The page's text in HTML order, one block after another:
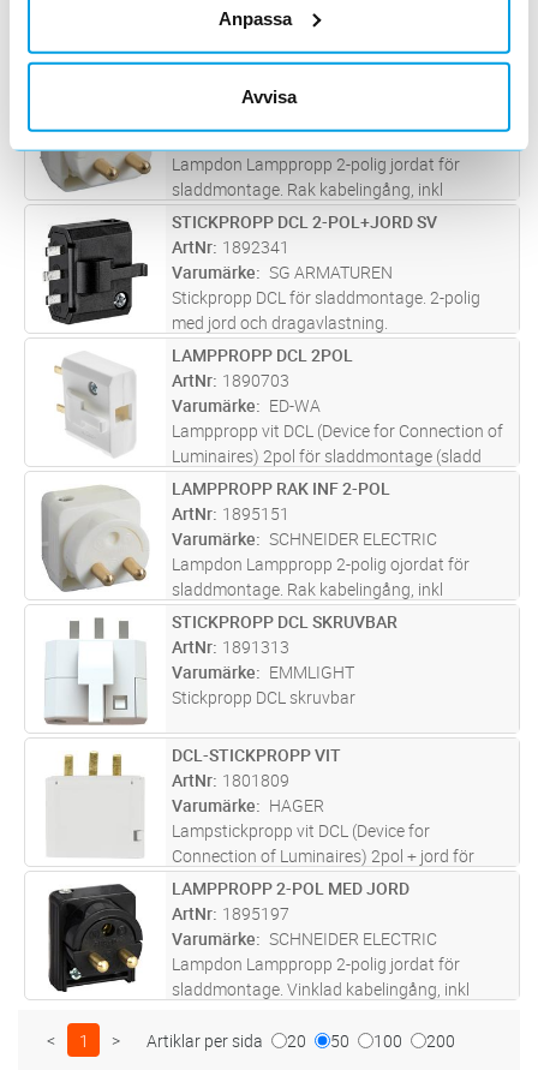
Anpassa
Avvisa
Lamppropp med sladd
Lägg i kundvagn
LAMPPROPP RAK INF JORDAT
Varumärke SCHNEIDER ELECTRIC
Lampdon Lamppropp 2-polig jordat för
sladdmontage. Rak kabelingång, inkl
dragavlastning. Polarvit
ST Lägg i kundvagn
STICKPROPP DCL 2-POL+JORD SV
ArtNr 1892341
Varumärke
SG ARMATUREN
Stickpropp DCL för sladdmontage. 2-polig
med jord och dragavlastning.
ST Lägg i kundvagn
LAMPPROPP DCL 2POL
ArtNr 1890703
Varumärke
ED-WA
Lamppropp vit DCL (Device for Connection of
Luminaires) 2pol för sladdmontage (sladd
ingår ej) enligt standarden (EN 61995) för
lamputtag i Europa. Skruvanslutning av
ledarna inkl dragavlastning. Til...läs mer
ST Lägg i kundvagn
LAMPPROPP RAK INF 2-POL
ArtNr 1895151
Varumärke
SCHNEIDER ELECTRIC
Lampdon Lamppropp 2-polig ojordat för
sladdmontage. Rak kabelingång, inkl
dragavlastning. Polarvit
ST Lägg i kundvagn
STICKPROPP DCL SKRUVBAR
ArtNr 1891313
Varumärke
EMMLIGHT
Stickpropp DCL skruvbar
ST Lägg i kundvagn
DCL-STICKPROPP VIT
ArtNr 1801809
Varumärke
HAGER
Lampstickpropp vit DCL (Device for
Connection of Luminaires) 2pol + jord för
sladdmontage (sladd ingår ej) enligt
standarden (EN 61995) för lamputtag i
Europa. Skruvanslutning inkl dragavlastning.
Ti...läs mer
ST Lägg i kundvagn
LAMPPROPP 2-POL MED JORD
ArtNr 1895197
Varumärke
SCHNEIDER ELECTRIC
Lampdon Lamppropp 2-polig jordat för
sladdmontage. Vinklad kabelingång, inkl
<
1 > Artiklar per sida 20 50 100 200